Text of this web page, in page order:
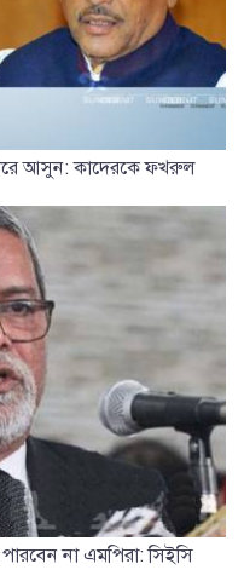
আসুন: কাদেরকে ফখরুল
পারবেন না এমপিরা: সিইসি